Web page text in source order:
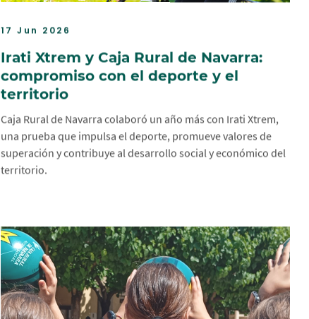
17 Jun 2026
Irati Xtrem y Caja Rural de Navarra:
compromiso con el deporte y el
territorio
Caja Rural de Navarra colaboró un año más con Irati Xtrem,
una prueba que impulsa el deporte, promueve valores de
superación y contribuye al desarrollo social y económico del
territorio.